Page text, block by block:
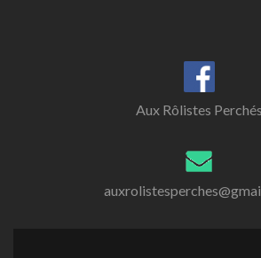
Aux Rôlistes Perchés